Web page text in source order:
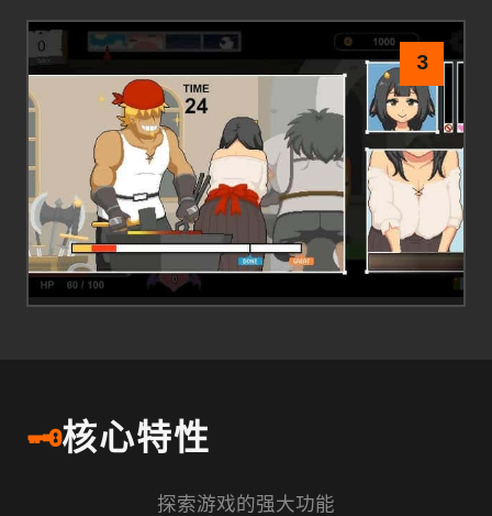
3
🗝️核心特性
探索游戏的强大功能